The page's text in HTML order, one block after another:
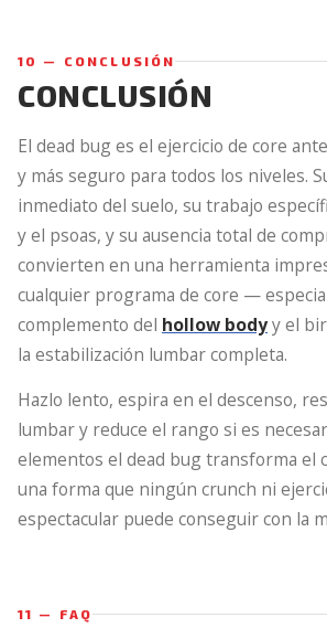
10 — CONCLUSIÓN
CONCLUSIÓN
El dead bug es el ejercicio de core
y más seguro para todos los niveles.
inmediato del suelo, su trabajo
y el psoas, y su ausencia total de
convierten en una herramienta
cualquier programa de core —
complemento del hollow bodyy el
la estabilización lumbar completa.
Hazlo lento, espira en el descenso,
lumbar y reduce el rango si es
elementos el dead bug transforma el
una forma que ningún crunch ni
espectacular puede conseguir con la
11 — FAQ